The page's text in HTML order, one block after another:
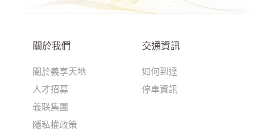
關於我們
關於義享天地
人才招募
義联集團
隱私權政策
交通資訊
如何到達
停車資訊